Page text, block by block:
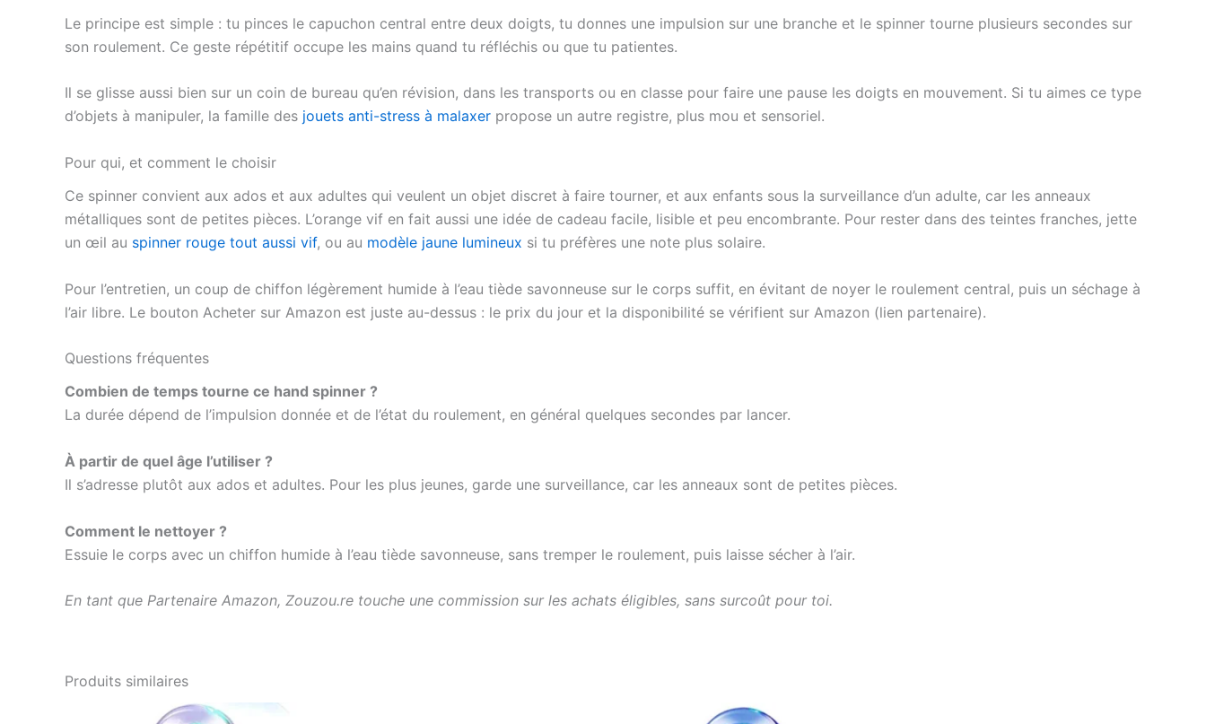
Le principe est simple : tu pinces le capuchon central entre deux doigts, tu donnes une impulsion sur une branche et le spinner tourne plusieurs secondes sur
son roulement. Ce geste répétitif occupe les mains quand tu réfléchis ou que tu patientes.
Il se glisse aussi bien sur un coin de bureau qu’en révision, dans les transports ou en classe pour faire une pause les doigts en mouvement. Si tu aimes ce type
d’objets à manipuler, la famille des jouets anti-stress à malaxer propose un autre registre, plus mou et sensoriel.
Pour qui, et comment le choisir
Ce spinner convient aux ados et aux adultes qui veulent un objet discret à faire tourner, et aux enfants sous la surveillance d’un adulte, car les anneaux
métalliques sont de petites pièces. L’orange vif en fait aussi une idée de cadeau facile, lisible et peu encombrante. Pour rester dans des teintes franches, jette
un œil au spinner rouge tout aussi vif, ou au modèle jaune lumineux si tu préfères une note plus solaire.
Pour l’entretien, un coup de chiffon légèrement humide à l’eau tiède savonneuse sur le corps suffit, en évitant de noyer le roulement central, puis un séchage à
l’air libre. Le bouton Acheter sur Amazon est juste au-dessus : le prix du jour et la disponibilité se vérifient sur Amazon (lien partenaire).
Questions fréquentes
Combien de temps tourne ce hand spinner ?
La durée dépend de l’impulsion donnée et de l’état du roulement, en général quelques secondes par lancer.
À partir de quel âge l’utiliser ?
Il s’adresse plutôt aux ados et adultes. Pour les plus jeunes, garde une surveillance, car les anneaux sont de petites pièces.
Comment le nettoyer ?
Essuie le corps avec un chiffon humide à l’eau tiède savonneuse, sans tremper le roulement, puis laisse sécher à l’air.
En tant que Partenaire Amazon, Zouzou.re touche une commission sur les achats éligibles, sans surcoût pour toi.
Produits similaires